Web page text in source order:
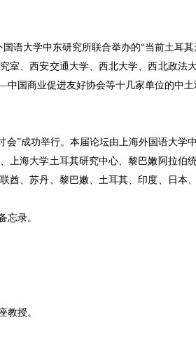
语大学中东研究所联合举办的“当前土耳
室、西安交通大学、西北大学、西北政法
中国商业促进友好协会等十几家单位的中土
会”成功举行。本届论坛由上海外国语大学
上海大学土耳其研究中心、黎巴嫩阿拉伯
酋、苏丹、黎巴嫩、土耳其、印度、日本
忘录。
教授。